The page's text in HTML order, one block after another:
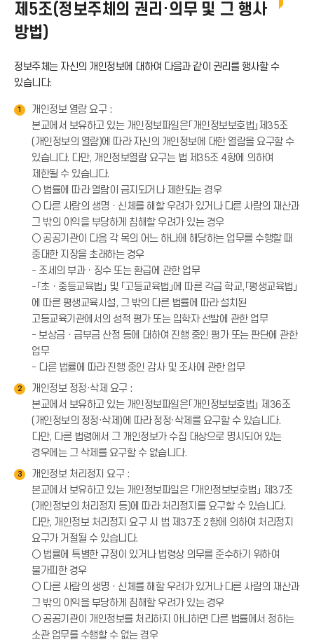
제5조(정보주체의 권리·의무 및 그 행사
방법)
정보주체는 자신의 개인정보에 대하여 다음과 같이 권리를 행사할 수
있습니다.
1
개인정보 열람 요구 :
본교에서 보유하고 있는 개인정보파일은「개인정보보호법」제35조
(개인정보의 열람)에 따라 자신의 개인정보에 대한 열람을 요구할 수
있습니다. 다만, 개인정보열람 요구는 법 제35조 4항에 의하여
제한될 수 있습니다.
○ 법률에 따라 열람이 금지되거나 제한되는 경우
○ 다른 사람의 생명ㆍ신체를 해할 우려가 있거나 다른 사람의 재산과
그 밖의 이익을 부당하게 침해할 우려가 있는 경우
○ 공공기관이 다음 각 목의 어느 하나에 해당하는 업무를 수행할 때
중대한 지장을 초래하는 경우
- 조세의 부과ㆍ징수 또는 환급에 관한 업무
-「초ㆍ중등교육법」 및 「고등교육법」에 따른 각급 학교,「평생교육법」
에 따른 평생교육시설, 그 밖의 다른 법률에 따라 설치된
고등교육기관에서의 성적 평가 또는 입학자 선발에 관한 업무
- 보상금ㆍ급부금 산정 등에 대하여 진행 중인 평가 또는 판단에 관한
업무
- 다른 법률에 따라 진행 중인 감사 및 조사에 관한 업무
2
개인정보 정정·삭제 요구 :
본교에서 보유하고 있는 개인정보파일은「개인정보보호법」 제36조
(개인정보의 정정·삭제)에 따라 정정·삭제를 요구할 수 있습니다.
다만, 다른 법령에서 그 개인정보가 수집 대상으로 명시되어 있는
경우에는 그 삭제를 요구할 수 없습니다.
3
개인정보 처리정지 요구 :
본교에서 보유하고 있는 개인정보파일은 「개인정보보호법」 제37조
(개인정보의 처리정지 등)에 따라 처리정지를 요구할 수 있습니다.
다만, 개인정보 처리정지 요구 시 법 제37조 2항에 의하여 처리정지
요구가 거절될 수 있습니다.
○ 법률에 특별한 규정이 있거나 법령상 의무를 준수하기 위하여
불가피한 경우
○ 다른 사람의 생명ㆍ신체를 해할 우려가 있거나 다른 사람의 재산과
그 밖의 이익을 부당하게 침해할 우려가 있는 경우
○ 공공기관이 개인정보를 처리하지 아니하면 다른 법률에서 정하는
소관 업무를 수행할 수 없는 경우